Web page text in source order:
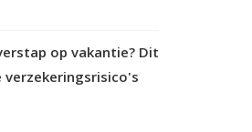
op vakantie? Dit
verzekeringsrisico's